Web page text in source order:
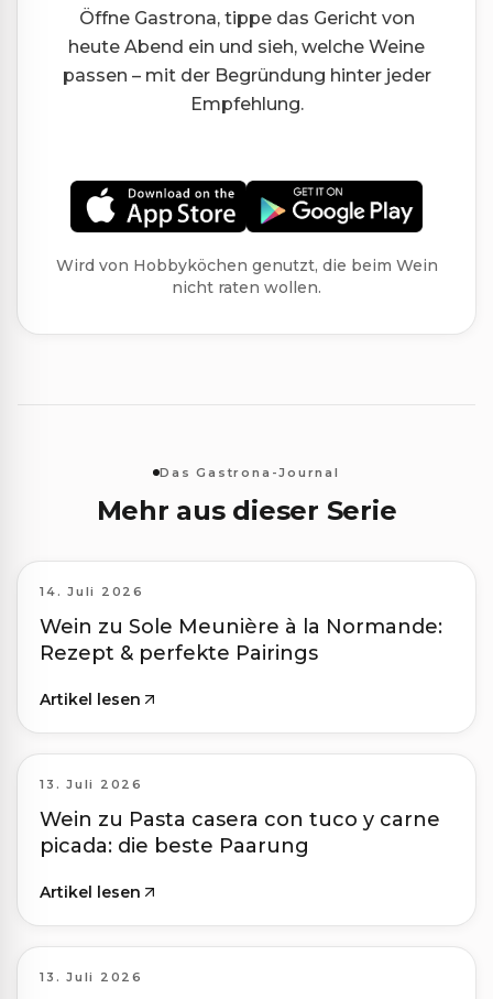
Öffne Gastrona, tippe das Gericht von
heute Abend ein und sieh, welche Weine
passen – mit der Begründung hinter jeder
Empfehlung.
Wird von Hobbyköchen genutzt, die beim Wein
nicht raten wollen.
Das Gastrona-Journal
Mehr aus dieser Serie
14. Juli 2026
Wein zu Sole Meunière à la Normande:
Rezept & perfekte Pairings
Artikel lesen
13. Juli 2026
Wein zu Pasta casera con tuco y carne
picada: die beste Paarung
Artikel lesen
13. Juli 2026